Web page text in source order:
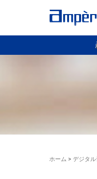
ホーム > デジタ